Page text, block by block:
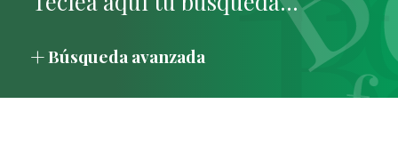
Búsqueda avanzada